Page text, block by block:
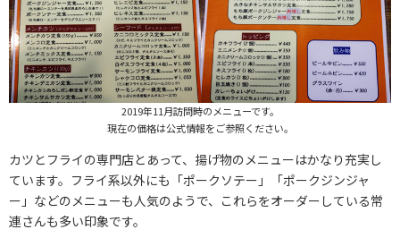
2019年11月訪問時のメニューです。
現在の価格は公式情報をご参照ください。
カツとフライの専門店とあって、揚げ物のメニューはかなり充実し
ています。フライ系以外にも「ポークソテー」「ポークジンジャ
ー」などのメニューも人気のようで、これらをオーダーしている常
連さんも多い印象です。